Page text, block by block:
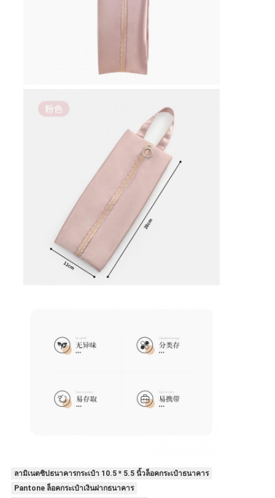
ลามิเนตซิปธนาคารกระเป๋า 10.5 * 5.5 นิ้วล็อคกระเป๋าธนาคาร
Pantone ล็อคกระเป๋าเงินฝากธนาคาร